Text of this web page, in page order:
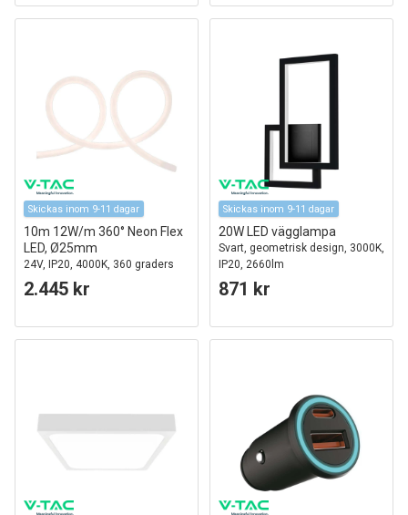
Skickas inom 9-11 dagar
10m 12W/m 360° Neon Flex
LED, Ø25mm
24V, IP20, 4000K, 360 graders
ljusspridning
2.445 kr
Skickas inom 9-11 dagar
20W LED vägglampa
Svart, geometrisk design, 3000K,
IP20, 2660lm
871 kr